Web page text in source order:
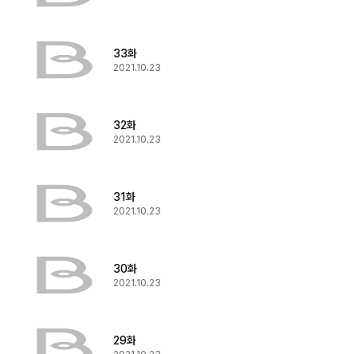
33화
2021.10.23
32화
2021.10.23
31화
2021.10.23
30화
2021.10.23
29화